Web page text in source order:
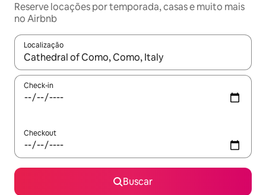
Reserve locações por temporada, casas e muito mais
no Airbnb
Localização
Quando os resultados estiverem disponíveis, explore-os
Check-in
Checkout
Buscar